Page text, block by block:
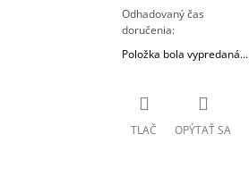
Odhadovaný čas
doručenia:
Položka bola vypredaná…
TLAČ OPÝTAŤ SA